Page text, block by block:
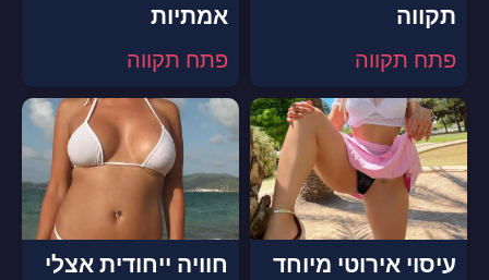
תקווה
פתח תקווה
אמתיות
פתח תקווה
עיסוי אירוטי מיוחד
חוויה ייחודית אצלי